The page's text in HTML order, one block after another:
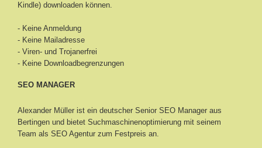
Kindle) downloaden können.
- Keine Anmeldung
- Keine Mailadresse
- Viren- und Trojanerfrei
- Keine Downloadbegrenzungen
SEO MANAGER
Alexander Müller ist ein deutscher Senior SEO Manager aus
Bertingen und bietet Suchmaschinenoptimierung mit seinem
Team als SEO Agentur zum Festpreis an.